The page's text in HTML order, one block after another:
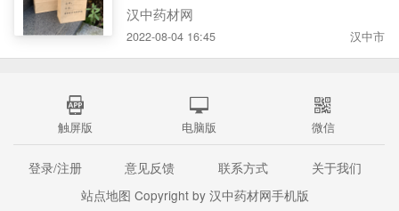
汉中药材网
2022-08-04 16:45 汉中市
触屏版 电脑版 微信
登录/注册 意见反馈 联系方式
关于我们
站点地图 Copyright by 汉中药材网手机版